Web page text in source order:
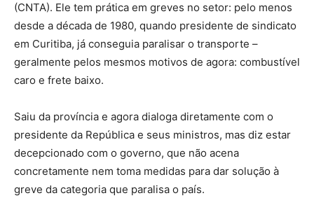
(CNTA). Ele tem prática em greves no setor: pelo menos
desde a década de 1980, quando presidente de sindicato
em Curitiba, já conseguia paralisar o transporte –
geralmente pelos mesmos motivos de agora: combustível
caro e frete baixo.
Saiu da província e agora dialoga diretamente com o
presidente da República e seus ministros, mas diz estar
decepcionado com o governo, que não acena
concretamente nem toma medidas para dar solução à
greve da categoria que paralisa o país.